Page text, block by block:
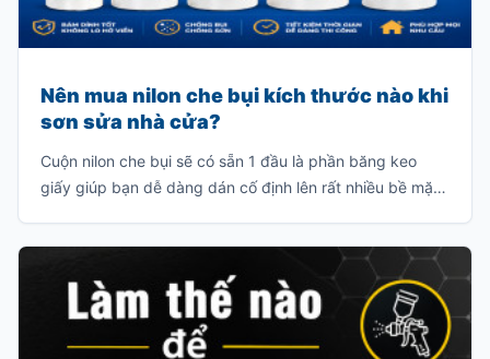
Nên mua nilon che bụi kích thước nào khi
sơn sửa nhà cửa?
Cuộn nilon che bụi sẽ có sẵn 1 đầu là phần băng keo
giấy giúp bạn dễ dàng dán cố định lên rất nhiều bề mặt
để bạn có thể bung ra và che chắn bụi bẩn, sơn văng